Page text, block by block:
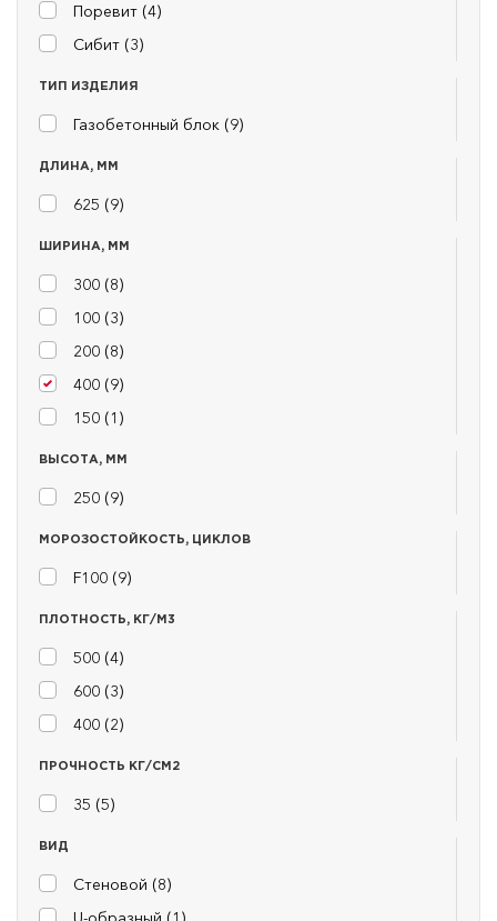
Поревит (4)
Сибит (3)
ТИП ИЗДЕЛИЯ
Газобетонный блок (9)
ДЛИНА, ММ
625 (9)
ШИРИНА, ММ
300 (8)
100 (3)
200 (8)
400 (9)
150 (1 )
ВЫСОТА, ММ
250 (9)
МОРОЗОСТОЙКОСТЬ, ЦИКЛОВ
F100 (9)
ПЛОТНОСТЬ, КГ/М3
500 (4)
600 (3)
400 (2)
ПРОЧНОСТЬ КГ/СМ2
35 (5)
ВИД
Стеновой (8)